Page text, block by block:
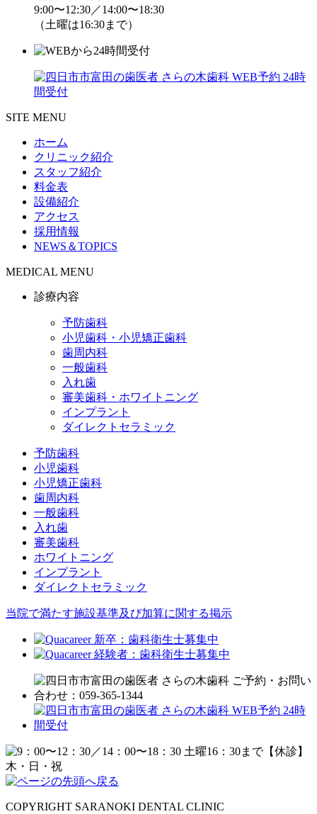
9:00〜12:30／14:00〜18:30
（土曜は16:30まで）
SITE MENU
ホーム
クリニック紹介
スタッフ紹介
料金表
設備紹介
アクセス
採用情報
NEWS＆TOPICS
MEDICAL MENU
診療内容
予防歯科
小児歯科・小児矯正歯科
歯周内科
一般歯科
入れ歯
審美歯科・ホワイトニング
インプラント
ダイレクトセラミック
予防歯科
小児歯科
小児矯正歯科
歯周内科
一般歯科
入れ歯
審美歯科
ホワイトニング
インプラント
ダイレクトセラミック
当院で満たす施設基準及び加算に関する掲示
COPYRIGHT SARANOKI DENTAL CLINIC